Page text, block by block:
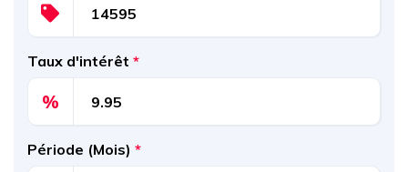
Taux d'intérêt *
%
Période (Mois) *